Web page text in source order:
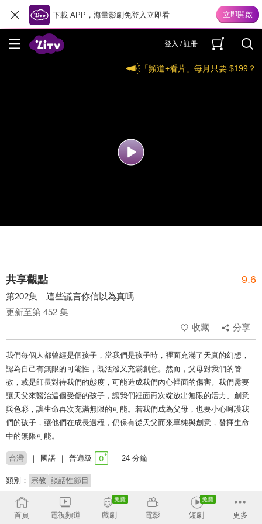
下載 APP，海量影劇免登入立即看
登入 / 註冊
「頻道+看片」每月只要 $199？
共享觀點 9.6
第202集 這些謊言你信以為真嗎
更新至第 452 集
收藏
分享
我們每個人都曾經是個孩子，當我們是孩子時，裡面充滿了天真的幻想，
認為自己有無限的可能性，既活潑又充滿創意。然而，父母對我們的管
教，或是師長對待我們的態度，可能造成我們內心裡面的傷害。我們需要
讓天父來醫治這個受傷的孩子，讓我們裡面再次綻放出無限的活力、創意
與色彩，讓生命再次充滿無限的可能。若我們成為父母，也要小心呵護我
們的孩子，讓他們在成長過程，仍保有從天父而來單純與創意，發揮生命
中的無限可能。
台灣 國語 普遍級 24 分鐘
類別： 宗教 談話性節目
主持：
廖文華
首頁
電視頻道 戲劇 電影 短劇 更多